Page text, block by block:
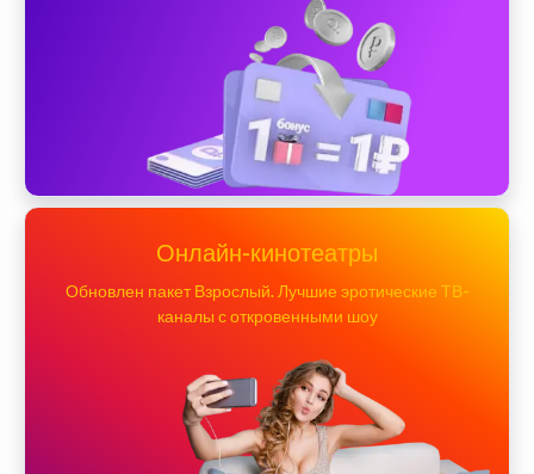
Онлайн-кинотеатры
Обновлен пакет Взрослый. Лучшие эротические ТВ-
каналы с откровенными шоу